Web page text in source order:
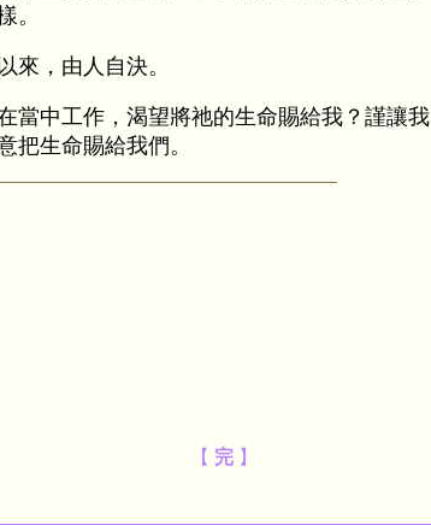
。
來，由人自決。
當中工作，渴望將祂的生命賜給我？謹讓我
把生命賜給我們。
【 完 】